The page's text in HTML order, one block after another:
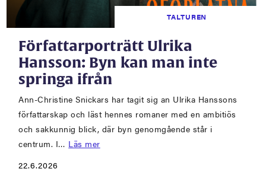
TALTUREN
Författarporträtt Ulrika
Hansson: Byn kan man inte
springa ifrån
Ann-Christine Snickars har tagit sig an Ulrika Hanssons
författarskap och läst hennes romaner med en ambitiös
och sakkunnig blick, där byn genomgående står i
centrum. I… Läs mer
22.6.2026